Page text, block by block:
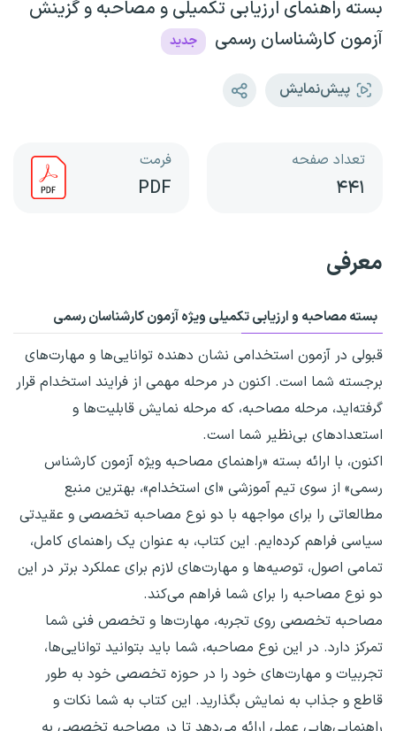
بسته راهنمای ارزیابی تکمیلی و مصاحبه و گزینش
آزمون کارشناسان رسمی
جدید
پیش‌نمایش
تعداد صفحه
۴۴۱
فرمت
PDF
معرفی
بسته مصاحبه و ارزیابی تکمیلی ویژه آزمون کارشناسان رسمی
قبولی در آزمون استخدامی نشان دهنده توانایی‌ها و مهارت‌های
برجسته‌ شما است. اکنون در مرحله مهمی از فرایند استخدام قرار
گرفته‌اید، مرحله مصاحبه، که مرحله نمایش قابلیت‌ها و
استعدادهای بی‌نظیر شما است.
اکنون، با ارائه بسته «راهنمای مصاحبه ویژه آزمون کارشناس
رسمی» از سوی تیم آموزشی «ای استخدام»، بهترین منبع
مطالعاتی را برای مواجهه با دو نوع مصاحبه تخصصی و عقیدتی
سیاسی فراهم کرده‌ایم. این کتاب، به عنوان یک راهنمای کامل،
تمامی اصول، توصیه‌ها و مهارت‌های لازم برای عملکرد برتر در این
دو نوع مصاحبه را برای شما فراهم می‌کند.
مصاحبه تخصصی روی تجربه، مهارت‌ها و تخصص فنی شما
تمرکز دارد. در این نوع مصاحبه، شما باید بتوانید توانایی‌ها،
تجربیات و مهارت‌های خود را در حوزه تخصصی خود به طور
قاطع و جذاب به نمایش بگذارید. این کتاب به شما نکات و